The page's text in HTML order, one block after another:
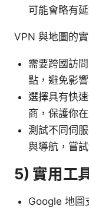
可能會略有
VPN 與地圖的
需要跨國訪
點，避免影
選擇具有快
商，保護你
測試不同伺
與導航，嘗
5) 實用工
Google 地圖